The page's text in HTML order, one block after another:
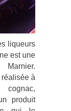
liqueurs
est une
à
cognac,
produit